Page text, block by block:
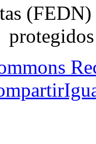
(FEDN)